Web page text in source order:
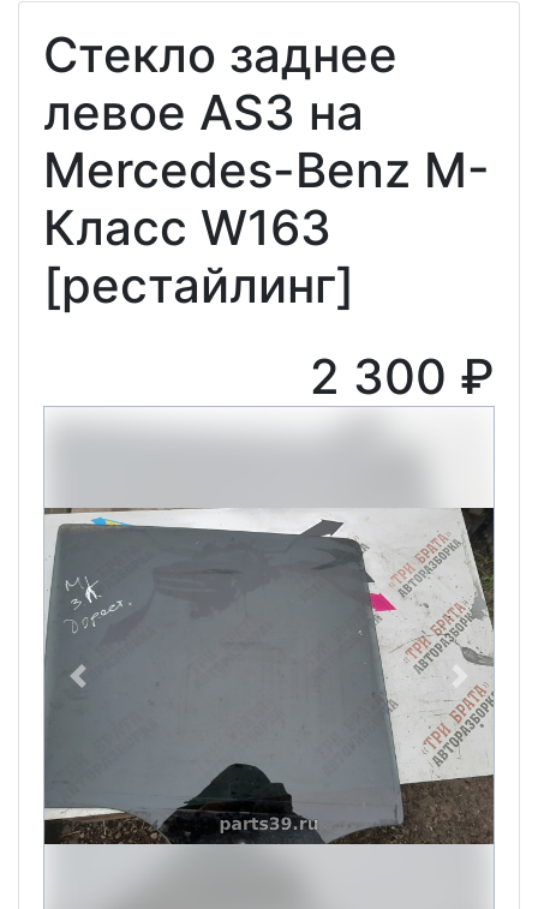
Стекло заднее
левое AS3 на
Mercedes-Benz M-
Класс W163
[рестайлинг]
2 300 ₽
Previous Next